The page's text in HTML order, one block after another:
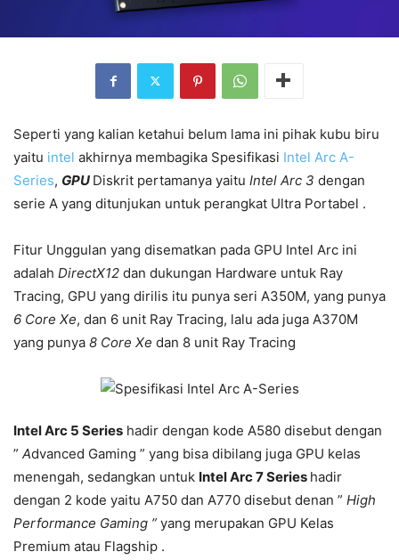
Seperti yang kalian ketahui belum lama ini pihak kubu biru
yaitu intel akhirnya membagika Spesifikasi Intel Arc A-
Series, GPU Diskrit pertamanya yaitu Intel Arc 3 dengan
serie A yang ditunjukan untuk perangkat Ultra Portabel .
Fitur Unggulan yang disematkan pada GPU Intel Arc ini
adalah DirectX12 dan dukungan Hardware untuk Ray
Tracing, GPU yang dirilis itu punya seri A350M, yang punya
6 Core Xe, dan 6 unit Ray Tracing, lalu ada juga A370M
yang punya 8 Core Xe dan 8 unit Ray Tracing
Intel Arc 5 Series hadir dengan kode A580 disebut dengan
” Advanced Gaming ” yang bisa dibilang juga GPU kelas
menengah, sedangkan untuk Intel Arc 7 Series hadir
dengan 2 kode yaitu A750 dan A770 disebut denan ” High
Performance Gaming ” yang merupakan GPU Kelas
Premium atau Flagship .